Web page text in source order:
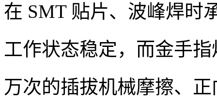
在 SMT 贴片、波峰焊时
工作状态稳定，而金手
万次的插拔机械摩擦、